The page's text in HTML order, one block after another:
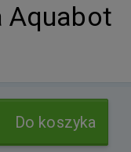
Aquabot
Do koszyka